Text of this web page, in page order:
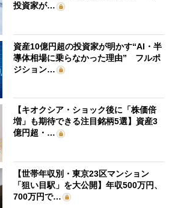
投資家が…
資産10億円超の投資家が明かす“AI・半
導体相場に乗らなかった理由” フルポ
ジション…
【キオクシア・ショック後に「株価倍
増」も期待できる注目銘柄5選】資産3
億円超・…
【世帯年収別・東京23区マンション
「狙い目駅」を大公開】年収500万円、
700万円で…